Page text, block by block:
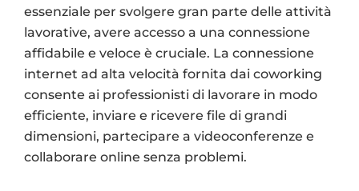
essenziale per svolgere gran parte delle attività
lavorative, avere accesso a una connessione
affidabile e veloce è cruciale. La connessione
internet ad alta velocità fornita dai coworking
consente ai professionisti di lavorare in modo
efficiente, inviare e ricevere file di grandi
dimensioni, partecipare a videoconferenze e
collaborare online senza problemi.